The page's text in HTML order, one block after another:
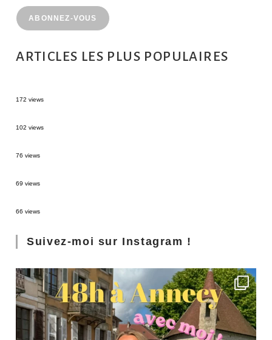
ABONNEZ-VOUS
ARTICLES LES PLUS POPULAIRES
172 views
102 views
76 views
69 views
66 views
Suivez-moi sur Instagram !